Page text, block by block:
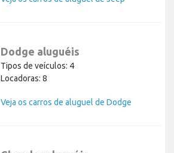
Dodge aluguéis
Tipos de veículos: 4
Locadoras: 8
Veja os carros de aluguel de Dodge